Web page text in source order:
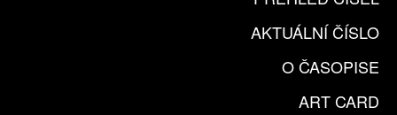
AKTUÁLNÍ ČÍSLO
O ČASOPISE
ART CARD